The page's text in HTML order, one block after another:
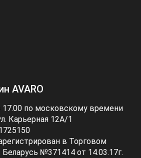
AVARO
17.00 по московскому времени
Карьерная 12А/1
в Торговом
№371414 от 14.03.17г.